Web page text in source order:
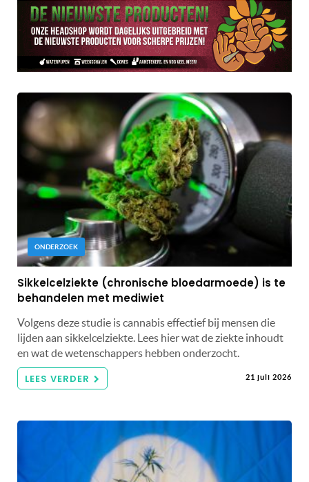
ONDERZOEK
Sikkelcelziekte (chronische bloedarmoede) is te
behandelen met mediwiet
Volgens deze studie is cannabis effectief bij mensen die
lijden aan sikkelcelziekte. Lees hier wat de ziekte inhoudt
en wat de wetenschappers hebben onderzocht.
LEES VERDER 21 juli 2026